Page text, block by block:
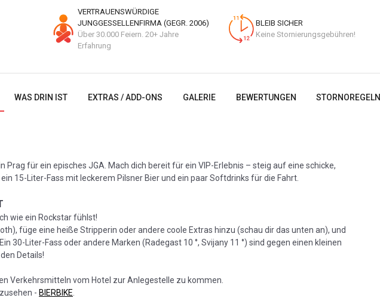
VERTRAUENSWÜRDIGE
JUNGGESSELLENFIRMA (GEGR. 2006)
Über 30.000 Feiern. 20+ Jahre
Erfahrung
BLEIB SICHER
Keine Stornierungsgebühren!
WAS DRIN IST EXTRAS / ADD-ONS GALERIE BEWERTUNGEN STORNOREGELN
für ein episches JGA. Mach dich bereit für ein VIP-Erlebnis – steig auf eine schicke,
15-Liter-Fass mit leckerem Pilsner Bier und ein paar Softdrinks für die Fahrt.
wie ein Rockstar fühlst!
füge eine heiße Stripperin oder andere coole Extras hinzu (schau dir das unten an), und
30-Liter-Fass oder andere Marken (Radegast 10 °, Svijany 11 °) sind gegen einen kleinen
Details!
Verkehrsmitteln vom Hotel zur Anlegestelle zu kommen.
- BIERBIKE